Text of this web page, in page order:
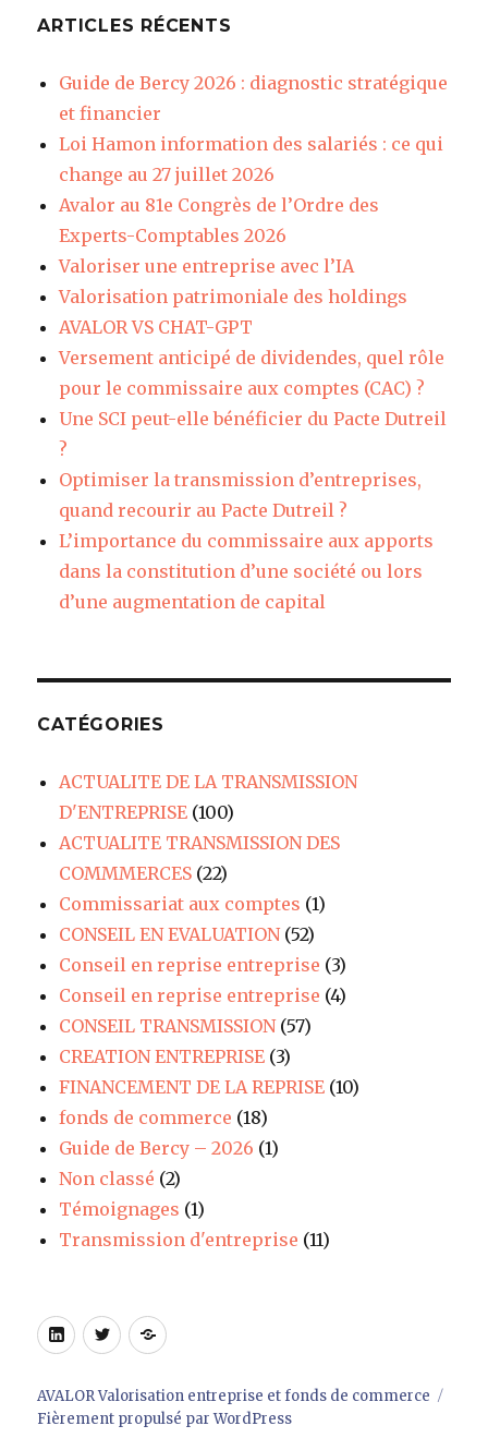
ARTICLES RÉCENTS
Guide de Bercy 2026 : diagnostic stratégique
et financier
Loi Hamon information des salariés : ce qui
change au 27 juillet 2026
Avalor au 81e Congrès de l’Ordre des
Experts-Comptables 2026
Valoriser une entreprise avec l’IA
Valorisation patrimoniale des holdings
AVALOR VS CHAT-GPT
Versement anticipé de dividendes, quel rôle
pour le commissaire aux comptes (CAC) ?
Une SCI peut-elle bénéficier du Pacte Dutreil
?
Optimiser la transmission d’entreprises,
quand recourir au Pacte Dutreil ?
L’importance du commissaire aux apports
dans la constitution d’une société ou lors
d’une augmentation de capital
CATÉGORIES
ACTUALITE DE LA TRANSMISSION
D'ENTREPRISE (100)
ACTUALITE TRANSMISSION DES
COMMMERCES (22)
Commissariat aux comptes (1)
CONSEIL EN EVALUATION(52)
Conseil en reprise entreprise (3)
Conseil en reprise entreprise (4)
CONSEIL TRANSMISSION(57)
CREATION ENTREPRISE (3)
FINANCEMENT DE LA REPRISE (10)
fonds de commerce (18)
Guide de Bercy – 2026 (1)
Non classé (2)
Témoignages (1)
Transmission d'entreprise (11)
LinkedIn
TwitterSite
AVALOR Valorisation entreprise et fonds de commerce
Fièrement propulsé par WordPress